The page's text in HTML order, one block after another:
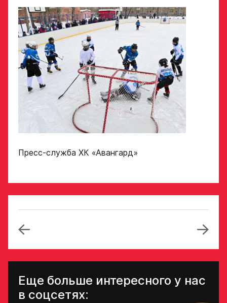
Пресс-служба ХК «Авангард»
Еще больше интересного у нас
в соцсетях: